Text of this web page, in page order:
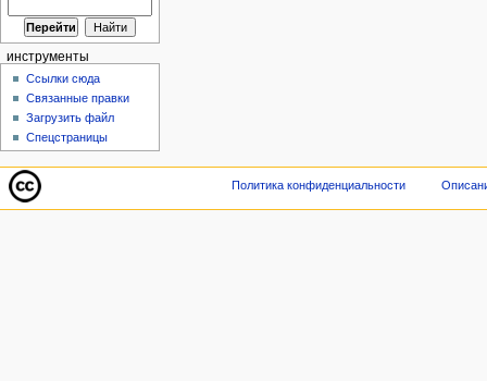
инструменты
Ссылки сюда
Связанные правки
Загрузить файл
Спецстраницы
Политика конфиденциальности